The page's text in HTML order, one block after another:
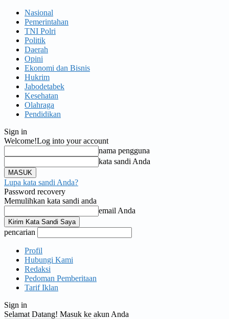
Nasional
Pemerintahan
TNI Polri
Politik
Daerah
Opini
Ekonomi dan Bisnis
Hukrim
Jabodetabek
Kesehatan
Olahraga
Pendidikan
Sign in
Welcome!Log into your account
nama pengguna
kata sandi Anda
Lupa kata sandi Anda?
Password recovery
Memulihkan kata sandi anda
email Anda
pencarian
Profil
Hubungi Kami
Redaksi
Pedoman Pemberitaan
Tarif Iklan
Sign in
Selamat Datang! Masuk ke akun Anda